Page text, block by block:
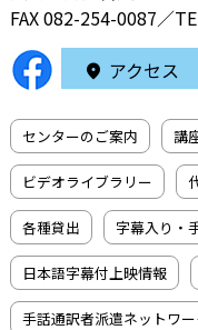
FAX 082-254-0087／
アクセス
センターのご案内 講
ビデオライブラリー
各種貸出 字幕入り・
日本語字幕付上映情報
手話通訳者派遣ネットワ